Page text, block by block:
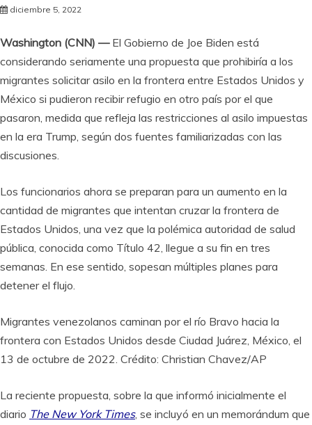
diciembre 5, 2022
Washington (CNN) — El Gobierno de Joe Biden está
considerando seriamente una propuesta que prohibiría a los
migrantes solicitar asilo en la frontera entre Estados Unidos y
México si pudieron recibir refugio en otro país por el que
pasaron, medida que refleja las restricciones al asilo impuestas
en la era Trump, según dos fuentes familiarizadas con las
discusiones.
Los funcionarios ahora se preparan para un aumento en la
cantidad de migrantes que intentan cruzar la frontera de
Estados Unidos, una vez que la polémica autoridad de salud
pública, conocida como Título 42, llegue a su fin en tres
semanas. En ese sentido, sopesan múltiples planes para
detener el flujo.
Migrantes venezolanos caminan por el río Bravo hacia la
frontera con Estados Unidos desde Ciudad Juárez, México, el
13 de octubre de 2022. Crédito: Christian Chavez/AP
La reciente propuesta, sobre la que informó inicialmente el
diario The New York Times, se incluyó en un memorándum que